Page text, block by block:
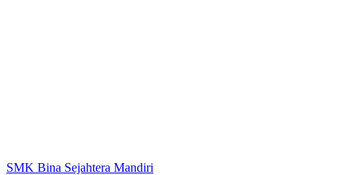
SMK Bina Sejahtera Mandiri